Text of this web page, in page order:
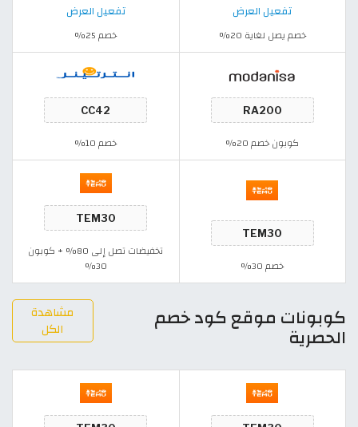
تفعيل العرض
خصم يصل لغاية 20%
تفعيل العرض
خصم 25%
كوبون خصم 20% خصم 10%
خصم 30%
تخفيضات تصل إلى 80% + كوبون
30%
كوبونات موقع كود خصم
الحصرية
مشاهدة
الكل